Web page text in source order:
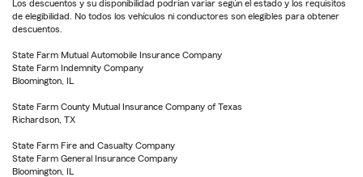
Los descuentos y su disponibilidad podrían variar según el estado y los requisitos
de elegibilidad. No todos los vehículos ni conductores son elegibles para obtener
descuentos.
State Farm Mutual Automobile Insurance Company
State Farm Indemnity Company
Bloomington, IL
State Farm County Mutual Insurance Company of Texas
Richardson, TX
State Farm Fire and Casualty Company
State Farm General Insurance Company
Bloomington, IL